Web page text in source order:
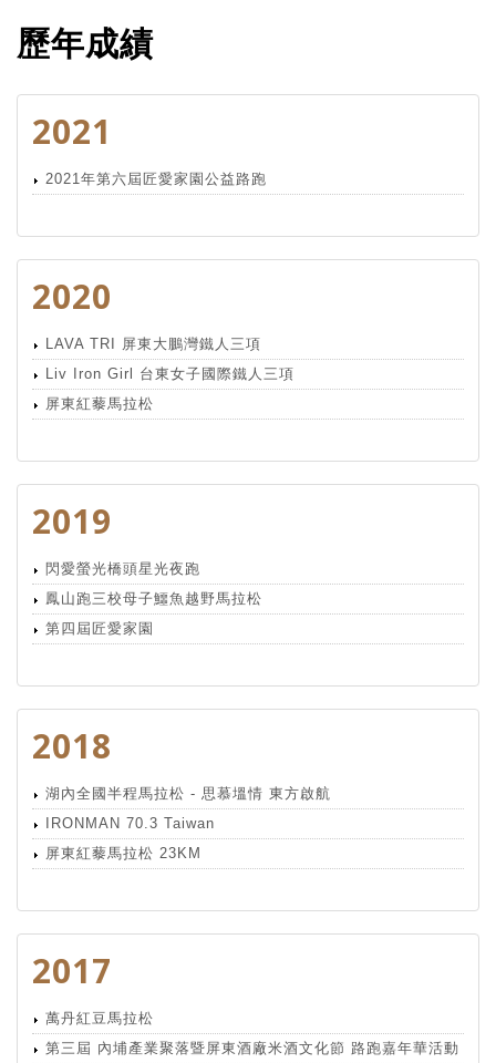
歷年成績
2021
2021年第六屆匠愛家園公益路跑
2020
LAVA TRI 屏東大鵬灣鐵人三項
Liv Iron Girl 台東女子國際鐵人三項
屏東紅藜馬拉松
2019
閃愛螢光橋頭星光夜跑
鳳山跑三校母子鱷魚越野馬拉松
第四屆匠愛家園
2018
湖內全國半程馬拉松 - 思慕塭情 東方啟航
IRONMAN 70.3 Taiwan
屏東紅藜馬拉松 23KM
2017
萬丹紅豆馬拉松
第三屆 內埔產業聚落暨屏東酒廠米酒文化節 路跑嘉年華活動